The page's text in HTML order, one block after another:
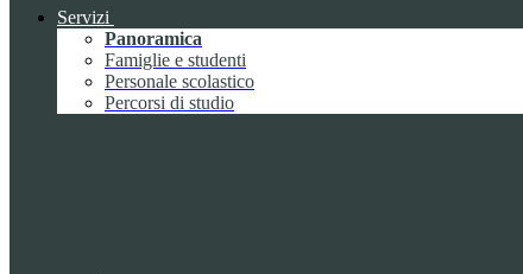
Servizi
Panoramica
Famiglie e studenti
Personale scolastico
Percorsi di studio